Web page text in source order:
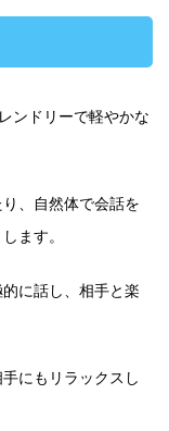
ンドリーで軽やかな
、自然体で会話を
ます。
に話し、相手と楽
にもリラックスし